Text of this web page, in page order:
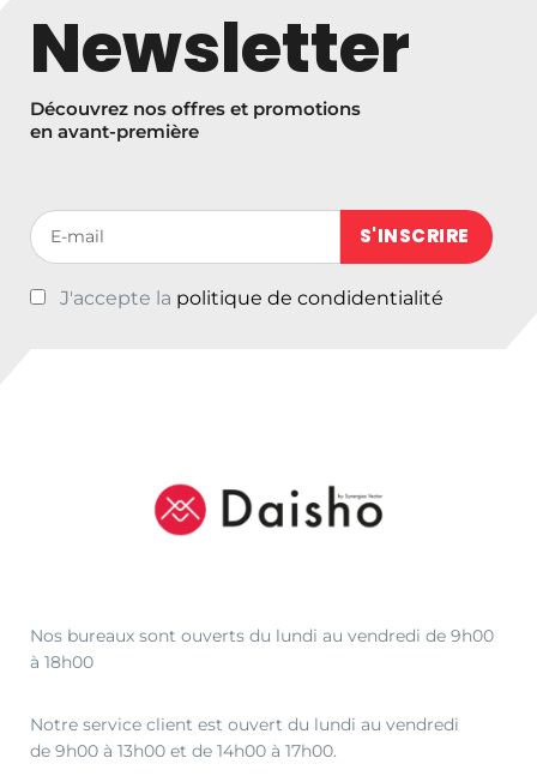
Newsletter
Découvrez nos offres et promotions
en avant-première
Votre adresse de messagerie (obligatoire)
J'accepte la politique de condidentialité
Nos bureaux sont ouverts du lundi au vendredi de 9h00
à 18h00
Notre service client est ouvert du lundi au vendredi
de 9h00 à 13h00 et de 14h00 à 17h00.